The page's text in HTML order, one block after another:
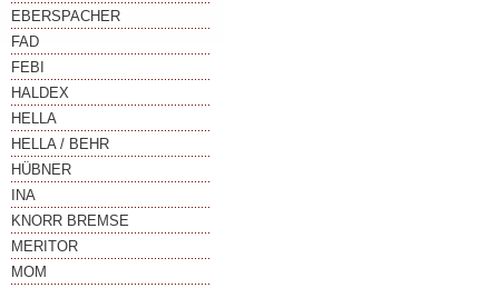
EBERSPACHER
FAD
FEBI
HALDEX
HELLA
HELLA / BEHR
HÜBNER
INA
KNORR BREMSE
MERITOR
MOM